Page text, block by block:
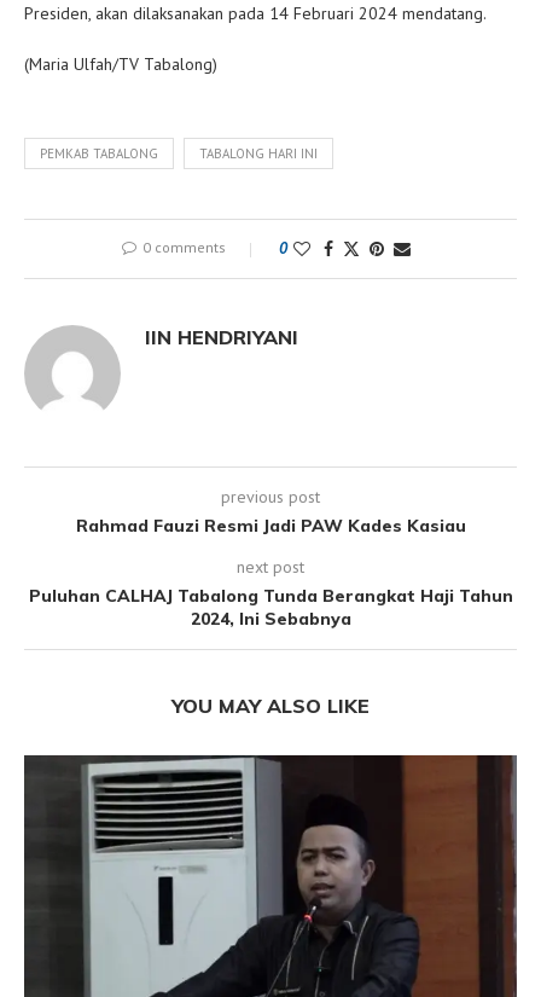
Presiden, akan dilaksanakan pada 14 Februari 2024 mendatang.
(Maria Ulfah/TV Tabalong)
PEMKAB TABALONG TABALONG HARI INI
0 comments 0
IIN HENDRIYANI
previous post
Rahmad Fauzi Resmi Jadi PAW Kades Kasiau
next post
Puluhan CALHAJ Tabalong Tunda Berangkat Haji Tahun
2024, Ini Sebabnya
YOU MAY ALSO LIKE